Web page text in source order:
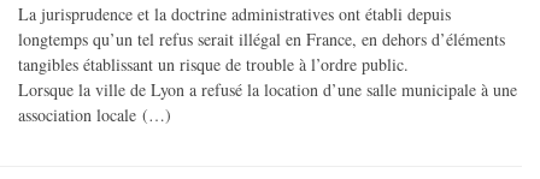
La jurisprudence et la doctrine administratives ont établi depuis
longtemps qu’un tel refus serait illégal en France, en dehors d’éléments
tangibles établissant un risque de trouble à l’ordre public.
Lorsque la ville de Lyon a refusé la location d’une salle municipale à une
association locale (…)